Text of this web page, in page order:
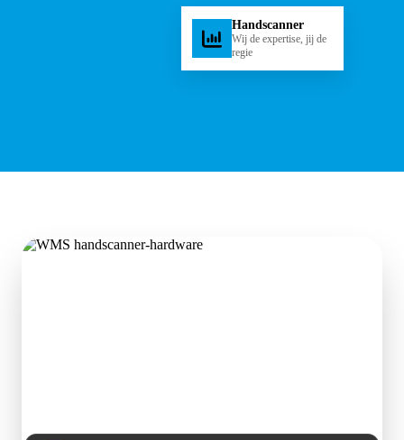
Handscanner
Wij de expertise, jij de
regie